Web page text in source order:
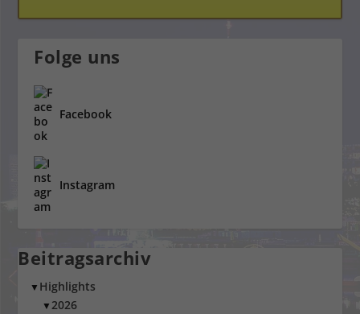
Folge uns
Facebook
Instagram
Beitragsarchiv
▼ Highlights
▼2026